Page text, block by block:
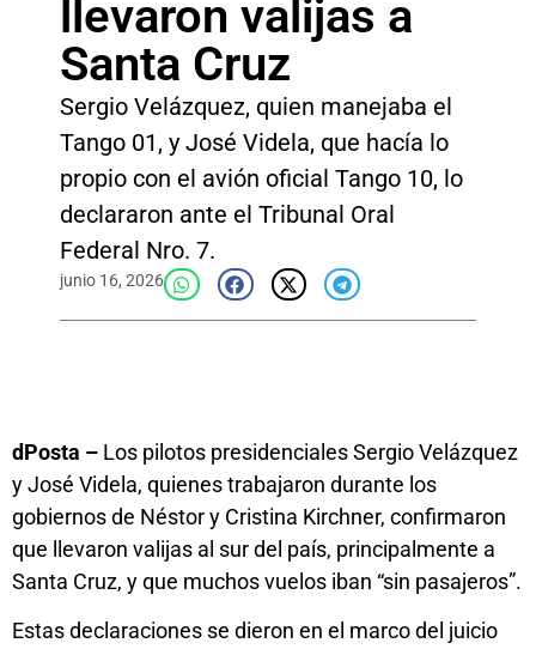
llevaron valijas a
Santa Cruz
Sergio Velázquez, quien manejaba el
Tango 01, y José Videla, que hacía lo
propio con el avión oficial Tango 10, lo
declararon ante el Tribunal Oral
Federal Nro. 7.
junio 16, 2026
dPosta – Los pilotos presidenciales Sergio Velázquez
y José Videla, quienes trabajaron durante los
gobiernos de Néstor y Cristina Kirchner, confirmaron
que llevaron valijas al sur del país, principalmente a
Santa Cruz, y que muchos vuelos iban “sin pasajeros”.
Estas declaraciones se dieron en el marco del juicio